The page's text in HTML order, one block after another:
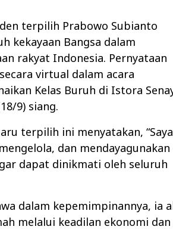
terpilih Prabowo Subianto
kekayaan Bangsa dalam
rakyat Indonesia. Pernyataan
virtual dalam acara
Kelas Buruh di Istora
9) siang.
terpilih ini menyatakan, “Saya
dan mendayagunakan
dapat dinikmati oleh seluruh
dalam kepemimpinannya, ia
melalui keadilan ekonomi dan